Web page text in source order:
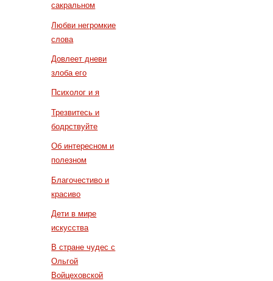
сакральном
Любви негромкие
слова
Довлеет дневи
злоба его
Психолог и я
Трезвитесь и
бодрствуйте
Об интересном и
полезном
Благочестиво и
красиво
Дети в мире
искусства
В стране чудес с
Ольгой
Войцеховской